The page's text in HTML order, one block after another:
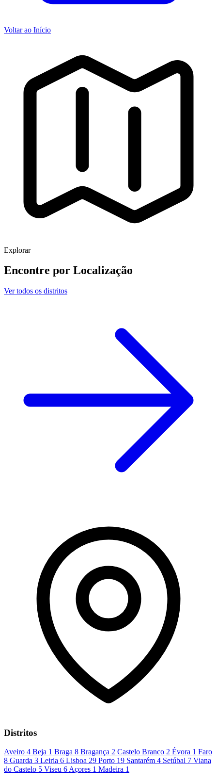
Voltar ao Início
Explorar
Encontre por Localização
Ver todos os distritos
Distritos
Aveiro 4 Beja 1 Braga 8 Bragança 2 Castelo Branco 2 Évora 1 Faro
8 Guarda 3 Leiria 6 Lisboa 29 Porto 19 Santarém 4 Setúbal 7 Viana
do Castelo 5 Viseu 6 Açores 1 Madeira 1